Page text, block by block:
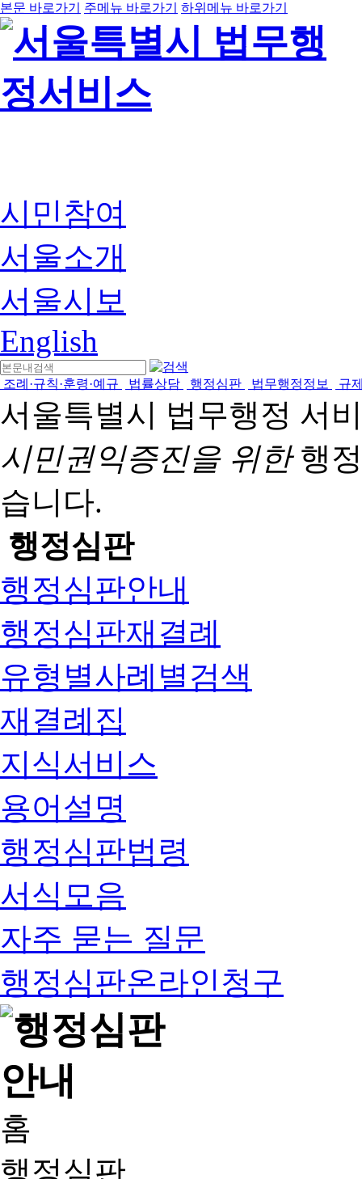
본문 바로가기 주메뉴 바로가기 하위메뉴 바로가기
시민참여
서울소개
서울시보
English
조례·규칙·훈령·예규 법률상담 행정심판 법무행정정보 규
서울특별시 법무행정 서
시민권익증진을 위한행
습니다.
행정심판
행정심판안내
행정심판재결례
유형별사례별검색
재결례집
지식서비스
용어설명
행정심판법령
서식모음
자주 묻는 질문
행정심판온라인청구
홈
행정심판